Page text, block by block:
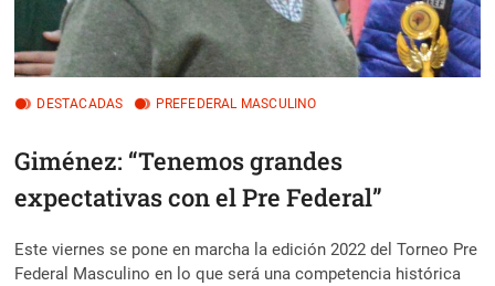
DESTACADAS PREFEDERAL MASCULINO
Giménez: “Tenemos grandes
expectativas con el Pre Federal”
Este viernes se pone en marcha la edición 2022 del Torneo Pre
Federal Masculino en lo que será una competencia histórica